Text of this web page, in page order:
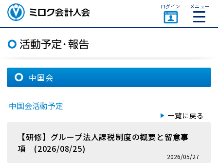
ミロク会計人会 MIROKU
ACCOUNTING PERSON
ASSOCIATION
ログイン メニュー
中国会
中国会活動予定
一覧に戻る
【研修】グループ法人課税制度の概要と留意事
項 (2026/08/25)
2026/05/27